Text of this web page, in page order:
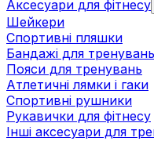
Аксесуари для фітнесу
Шейкери
Спортивні пляшки
Бандажі для тренувань
Пояси для тренувань
Атлетичні лямки і гаки
Спортивні рушники
Рукавички для фітнесу
Інші аксесуари для